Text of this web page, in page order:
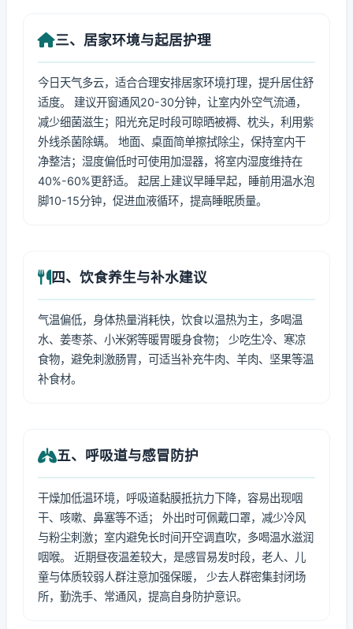
三、居家环境与起居护理
今日天气多云，适合合理安排居家环境打理，提升居住舒
适度。 建议开窗通风20-30分钟，让室内外空气流通，
减少细菌滋生；阳光充足时段可晾晒被褥、枕头，利用紫
外线杀菌除螨。 地面、桌面简单擦拭除尘，保持室内干
净整洁；湿度偏低时可使用加湿器，将室内湿度维持在
40%-60%更舒适。 起居上建议早睡早起，睡前用温水泡
脚10-15分钟，促进血液循环，提高睡眠质量。
四、饮食养生与补水建议
气温偏低，身体热量消耗快，饮食以温热为主，多喝温
水、姜枣茶、小米粥等暖胃暖身食物； 少吃生冷、寒凉
食物，避免刺激肠胃，可适当补充牛肉、羊肉、坚果等温
补食材。
五、呼吸道与感冒防护
干燥加低温环境，呼吸道黏膜抵抗力下降，容易出现咽
干、咳嗽、鼻塞等不适； 外出时可佩戴口罩，减少冷风
与粉尘刺激；室内避免长时间开空调直吹，多喝温水滋润
咽喉。 近期昼夜温差较大，是感冒易发时段，老人、儿
童与体质较弱人群注意加强保暖， 少去人群密集封闭场
所，勤洗手、常通风，提高自身防护意识。